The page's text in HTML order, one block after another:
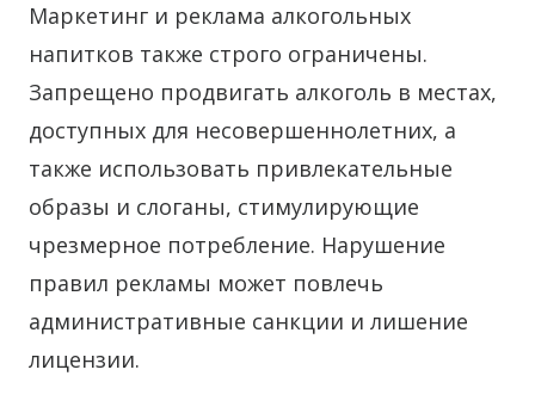
Маркетинг и реклама алкогольных
напитков также строго ограничены.
Запрещено продвигать алкоголь в местах,
доступных для несовершеннолетних, а
также использовать привлекательные
образы и слоганы, стимулирующие
чрезмерное потребление. Нарушение
правил рекламы может повлечь
административные санкции и лишение
лицензии.